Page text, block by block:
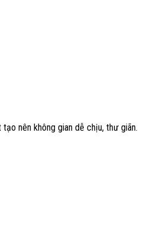
nên không gian dễ chịu, thư giãn.